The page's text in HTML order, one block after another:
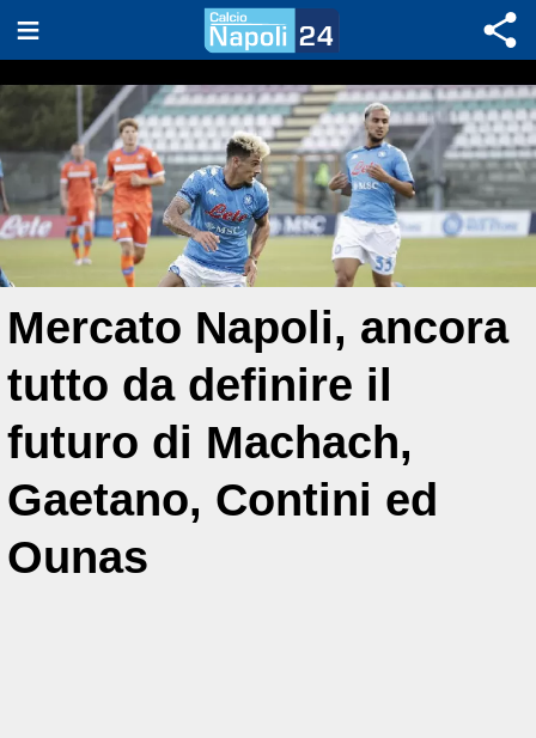
Mercato Napoli, ancora
tutto da definire il
futuro di Machach,
Gaetano, Contini ed
Ounas